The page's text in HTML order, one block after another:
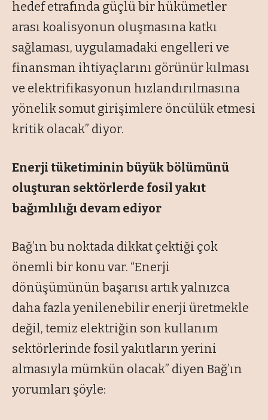
hedef etrafında güçlü bir hükümetler
arası koalisyonun oluşmasına katkı
sağlaması, uygulamadaki engelleri ve
finansman ihtiyaçlarını görünür kılması
ve elektrifikasyonun hızlandırılmasına
yönelik somut girişimlere öncülük etmesi
kritik olacak” diyor.
Enerji tüketiminin büyük bölümünü
oluşturan sektörlerde fosil yakıt
bağımlılığı devam ediyor
Bağ’ın bu noktada dikkat çektiği çok
önemli bir konu var. “Enerji
dönüşümünün başarısı artık yalnızca
daha fazla yenilenebilir enerji üretmekle
değil, temiz elektriğin son kullanım
sektörlerinde fosil yakıtların yerini
almasıyla mümkün olacak” diyen Bağ’ın
yorumları şöyle: